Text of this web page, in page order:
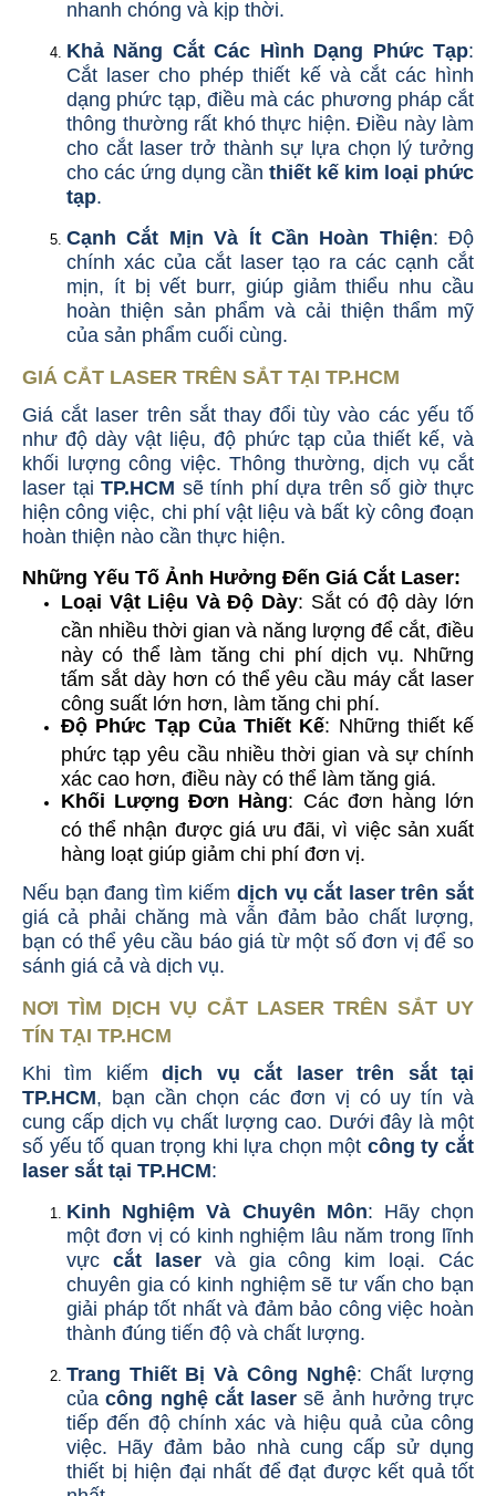
nhanh chóng và kịp thời.
Khả Năng Cắt Các Hình Dạng Phức Tạp:
Cắt laser cho phép thiết kế và cắt các hình
dạng phức tạp, điều mà các phương pháp cắt
thông thường rất khó thực hiện. Điều này làm
cho cắt laser trở thành sự lựa chọn lý tưởng
cho các ứng dụng cần thiết kế kim loại phức
tạp.
Cạnh Cắt Mịn Và Ít Cần Hoàn Thiện: Độ
chính xác của cắt laser tạo ra các cạnh cắt
mịn, ít bị vết burr, giúp giảm thiểu nhu cầu
hoàn thiện sản phẩm và cải thiện thẩm mỹ
của sản phẩm cuối cùng.
GIÁ CẮT LASER TRÊN SẮT TẠI TP.HCM
Giá cắt laser trên sắt thay đổi tùy vào các yếu tố
như độ dày vật liệu, độ phức tạp của thiết kế, và
khối lượng công việc. Thông thường, dịch vụ cắt
laser tại TP.HCM sẽ tính phí dựa trên số giờ thực
hiện công việc, chi phí vật liệu và bất kỳ công đoạn
hoàn thiện nào cần thực hiện.
Những Yếu Tố Ảnh Hưởng Đến Giá Cắt Laser:
Loại Vật Liệu Và Độ Dày: Sắt có độ dày lớn
cần nhiều thời gian và năng lượng để cắt, điều
này có thể làm tăng chi phí dịch vụ. Những
tấm sắt dày hơn có thể yêu cầu máy cắt laser
công suất lớn hơn, làm tăng chi phí.
Độ Phức Tạp Của Thiết Kế: Những thiết kế
phức tạp yêu cầu nhiều thời gian và sự chính
xác cao hơn, điều này có thể làm tăng giá.
Khối Lượng Đơn Hàng: Các đơn hàng lớn
có thể nhận được giá ưu đãi, vì việc sản xuất
hàng loạt giúp giảm chi phí đơn vị.
Nếu bạn đang tìm kiếm dịch vụ cắt laser trên sắt
giá cả phải chăng mà vẫn đảm bảo chất lượng,
bạn có thể yêu cầu báo giá từ một số đơn vị để so
sánh giá cả và dịch vụ.
NƠI TÌM DỊCH VỤ CẮT LASER TRÊN SẮT UY
TÍN TẠI TP.HCM
Khi tìm kiếmdịch vụ cắt laser trên sắt tại
TP.HCM, bạn cần chọn các đơn vị có uy tín và
cung cấp dịch vụ chất lượng cao. Dưới đây là một
số yếu tố quan trọng khi lựa chọn một công ty cắt
laser sắt tại TP.HCM:
Kinh Nghiệm Và Chuyên Môn: Hãy chọn
một đơn vị có kinh nghiệm lâu năm trong lĩnh
vực cắt laservà gia công kim loại. Các
chuyên gia có kinh nghiệm sẽ tư vấn cho bạn
giải pháp tốt nhất và đảm bảo công việc hoàn
thành đúng tiến độ và chất lượng.
Trang Thiết Bị Và Công Nghệ: Chất lượng
củacông nghệ cắt laser sẽ ảnh hưởng trực
tiếp đến độ chính xác và hiệu quả của công
việc. Hãy đảm bảo nhà cung cấp sử dụng
thiết bị hiện đại nhất để đạt được kết quả tốt